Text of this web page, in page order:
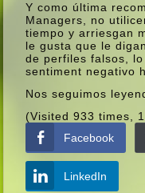
Y como última
Managers, no
tiempo y arriesgan
le gusta que le
de perfiles falsos,
sentiment negativo
Nos seguimos
(Visited 933 times,
Facebook
LinkedIn